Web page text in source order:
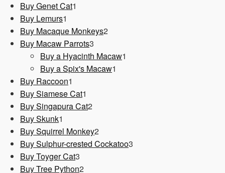
Produkte
Buy Genet Cat1
Buy Lemurs1
Produkt
Buy Macaque Monkeys22
Buy Macaw Parrots3
Produkte
Buy a Hyacinth Macaw1
Buy a Spix's Macaw1
Buy Raccoon1
Produkt
Buy Siamese Cat1
Produkt
Buy Singapura Cat22
Buy Skunk1
Produkt
Buy Squirrel Monkey22
Produkte
Buy Sulphur-crested Cockatoo3
Buy Toyger Cat3
Produkte
Buy Tree Python22